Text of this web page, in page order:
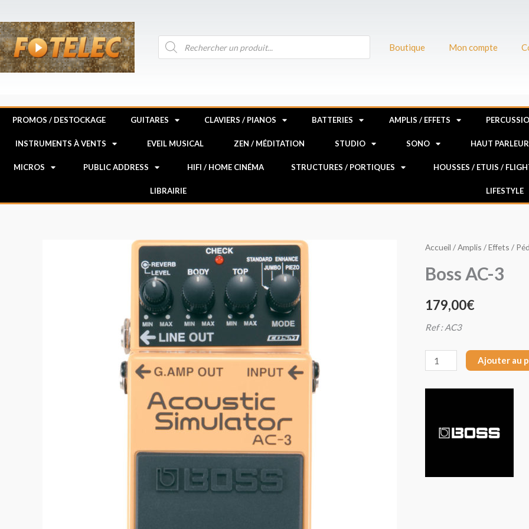
au
contenu
Recherche
de
produits
Boutique Mon compte
PROMOS / DESTOCKAGE GUITARES CLAVIERS / PIANOS BATTERIES AMPLIS / EFFETS
INSTRUMENTS À VENTS EVEIL MUSICAL ZEN / MÉDITATION STUDIO SONO HAUT PARLEUR
MICROS PUBLIC ADDRESS HIFI / HOME CINÉMA STRUCTURES / PORTIQUES HOUSSES / ETUIS /
LIBRAIRIE LIFESTYLE
Accueil /Amplis / Effets /
Boss AC-3
179,00€
Ref : AC3
quantité
Boss
3
Ajouter au